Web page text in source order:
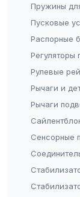
Пружины
Пусковые
Распорные
Регуляторы
Рулевые
Рычаги и
Рычаги
Сенсорные